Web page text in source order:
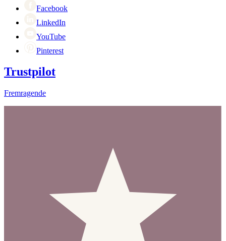
Facebook
LinkedIn
YouTube
Pinterest
Trustpilot
Fremragende